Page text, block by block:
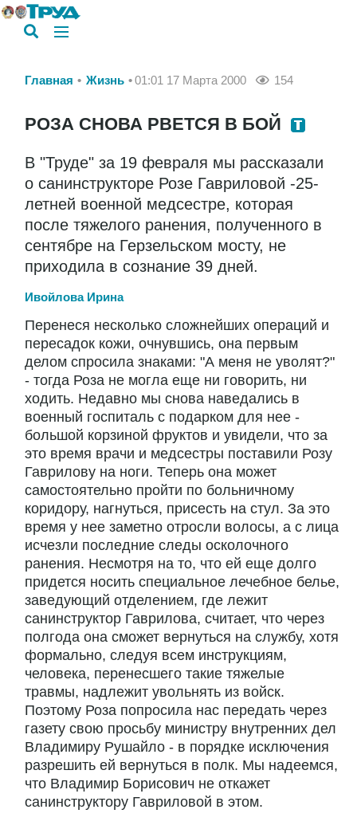
Главная Жизнь 01:01 17 Марта 2000 154
РОЗА СНОВА РВЕТСЯ В БОЙ
В "Труде" за 19 февраля мы рассказали
о санинструкторе Розе Гавриловой -25-
летней военной медсестре, которая
после тяжелого ранения, полученного в
сентябре на Герзельском мосту, не
приходила в сознание 39 дней.
Ивойлова Ирина
Перенеся несколько сложнейших операций и
пересадок кожи, очнувшись, она первым
делом спросила знаками: "А меня не уволят?"
- тогда Роза не могла еще ни говорить, ни
ходить. Недавно мы снова наведались в
военный госпиталь с подарком для нее -
большой корзиной фруктов и увидели, что за
это время врачи и медсестры поставили Розу
Гаврилову на ноги. Теперь она может
самостоятельно пройти по больничному
коридору, нагнуться, присесть на стул. За это
время у нее заметно отросли волосы, а с лица
исчезли последние следы осколочного
ранения. Несмотря на то, что ей еще долго
придется носить специальное лечебное белье,
заведующий отделением, где лежит
санинструктор Гаврилова, считает, что через
полгода она сможет вернуться на службу, хотя
формально, следуя всем инструкциям,
человека, перенесшего такие тяжелые
травмы, надлежит увольнять из войск.
Поэтому Роза попросила нас передать через
газету свою просьбу министру внутренних дел
Владимиру Рушайло - в порядке исключения
разрешить ей вернуться в полк. Мы надеемся,
что Владимир Борисович не откажет
санинструктору Гавриловой в этом.